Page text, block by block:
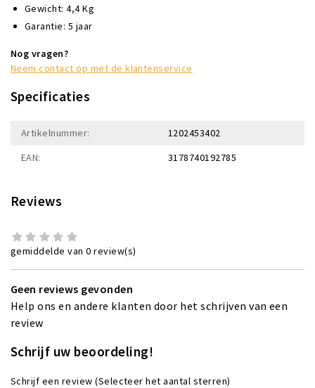
Gewicht: 4,4 Kg
Garantie: 5 jaar
Nog vragen?
Neem contact op met de klantenservice
Specificaties
Artikelnummer:
1202453402
EAN:
3178740192785
Reviews
gemiddelde van 0 review(s)
Geen reviews gevonden
Help ons en andere klanten door het schrijven van een
review
Schrijf uw beoordeling!
Schrijf een review (Selecteer het aantal sterren)